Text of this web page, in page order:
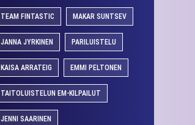
TEAM FINTASTIC MAKAR SUNTSEV
JANNA JYRKINEN PARILUISTELU
KAISA ARRATEIG EMMI PELTONEN
TAITOLUISTELUN EM-KILPAILUT
JENNI SAARINEN